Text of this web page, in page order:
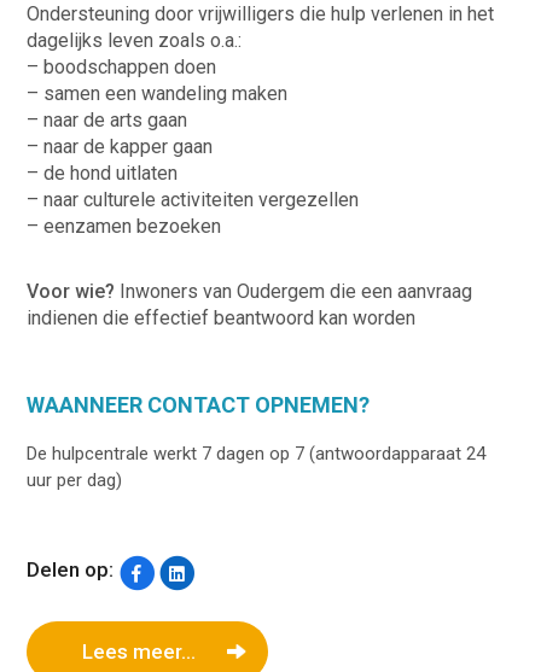
Ondersteuning door vrijwilligers die hulp verlenen in het
dagelijks leven zoals o.a.:
– boodschappen doen
– samen een wandeling maken
– naar de arts gaan
– naar de kapper gaan
– de hond uitlaten
– naar culturele activiteiten vergezellen
– eenzamen bezoeken
Voor wie? Inwoners van Oudergem die een aanvraag
indienen die effectief beantwoord kan worden
WAANNEER CONTACT OPNEMEN?
De hulpcentrale werkt 7 dagen op 7 (antwoordapparaat 24
uur per dag)
Delen op:
Lees meer...